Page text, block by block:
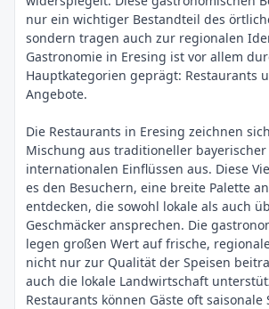
nur ein wichtiger Bestandteil des
sondern tragen auch zur regionalen
Gastronomie in Eresing ist vor allem
Hauptkategorien geprägt: Restaurants
Angebote.
Die Restaurants in Eresing zeichnen
Mischung aus traditioneller bayerischer
internationalen Einflüssen aus. Diese
es den Besuchern, eine breite Palette
entdecken, die sowohl lokale als auch
Geschmäcker ansprechen. Die
legen großen Wert auf frische,
nicht nur zur Qualität der Speisen
auch die lokale Landwirtschaft
Restaurants können Gäste oft saisonale